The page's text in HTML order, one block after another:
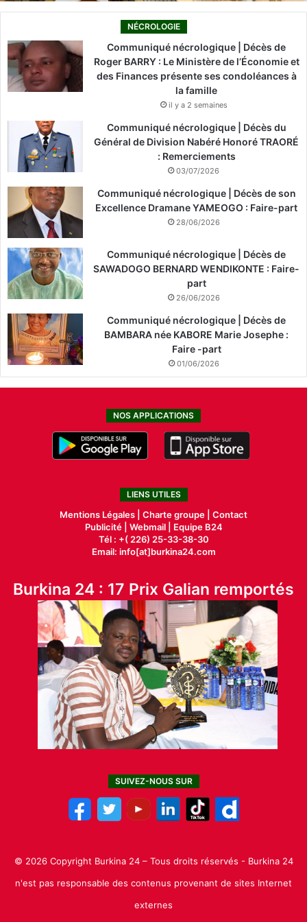
NÉCROLOGIE
Communiqué nécrologique | Décès de
Roger BARRY : Le Ministère de l’Économie et
des Finances présente ses condoléances à
la famille
il y a 2 semaines
Communiqué nécrologique | Décès du
Général de Division Nabéré Honoré TRAORÉ
: Remerciements
03/07/2026
Communiqué nécrologique | Décès de son
Excellence Dramane YAMEOGO : Faire-part
28/06/2026
Communiqué nécrologique | Décès de
SAWADOGO BERNARD WENDIKONTE : Faire-
part
26/06/2026
Communiqué nécrologique | Décès de
BAMBARA née KABORE Marie Josephe :
Faire -part
01/06/2026
NOS APPLICATIONS
LIENS UTILES
Mentions Légales | Charte groupe | Contact
Publicité| Webmail |
Equipe B24
Tél : +( 226) 25-33-38-30
Email: info[at]burkina24.com
Burkina 24 : 17 Prix Galian remportés
SUIVEZ-NOUS SUR
© 2026 Copyright Burkina 24 – Tous droits réservés - Burkina 24
n'est pas responsable des contenus provenant de sites Internet
externes